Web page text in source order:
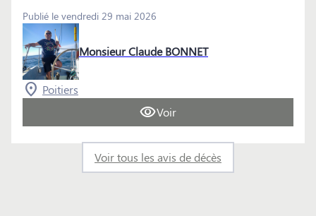
Publié le vendredi 29 mai 2026
Monsieur Claude BONNET
Poitiers
Voir
Voir tous les avis de décès